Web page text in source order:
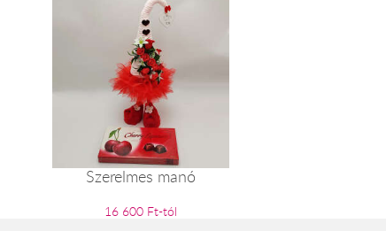
Szerelmes manó
16 600 Ft-tól